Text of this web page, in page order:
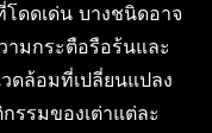
ดดเด่น บางชนิดอาจ
ามกระตือรือร้นและ
ดล้อมที่เปลี่ยนแปลง
รมของเต่าแต่ละ